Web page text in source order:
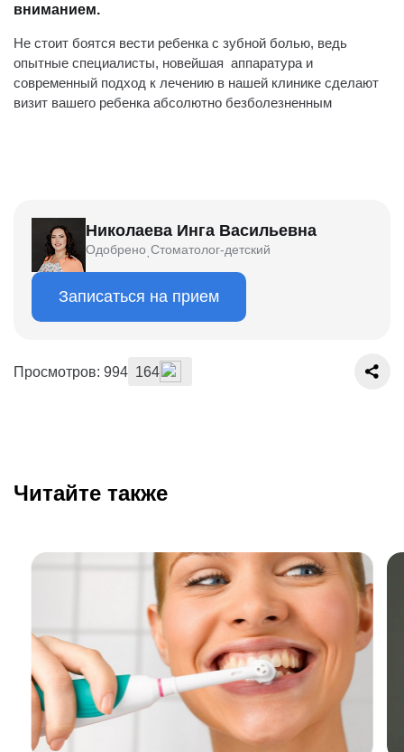
вниманием.
Не стоит боятся вести ребенка с зубной болью, ведь
опытные специалисты, новейшая аппаратура и
современный подход к лечению в нашей клинике сделают
визит вашего ребенка абсолютно безболезненным
Николаева Инга Васильевна
Одобрено·Стоматолог-детский
Записаться на прием
Просмотров: 994 164
Читайте также